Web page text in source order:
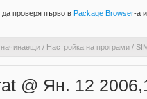
проверя първо в Package Browser-a
начинаещи/ Настройка на програми/
@ Ян. 12